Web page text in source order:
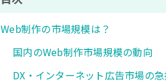
Web制作の市場規模は？
国内のWeb制作市場規模の動向
DX・インターネット広告市場の